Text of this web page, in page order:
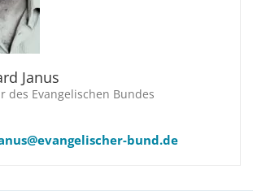
Janus
des Evangelischen Bundes
bund.de